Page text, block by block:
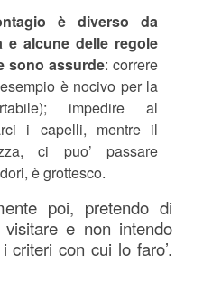
è diverso da
e alcune delle regole
sono assurde: correre
è nocivo per la
impedire al
i capelli, mentre il
ci puo’ passare
è grottesco.
poi, pretendo di
e non intendo
criteri con cui lo faro’.